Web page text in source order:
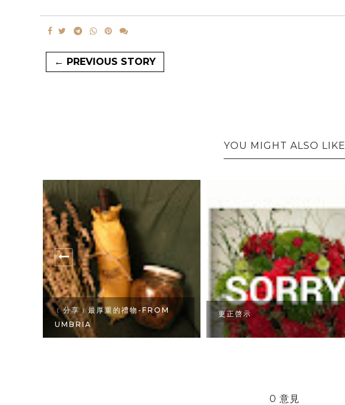
← PREVIOUS STORY
YOU MIGHT ALSO LIKE
﹝分享﹞最厚重的禮物-FROM
UMBRIA
更正啓示
0 意見